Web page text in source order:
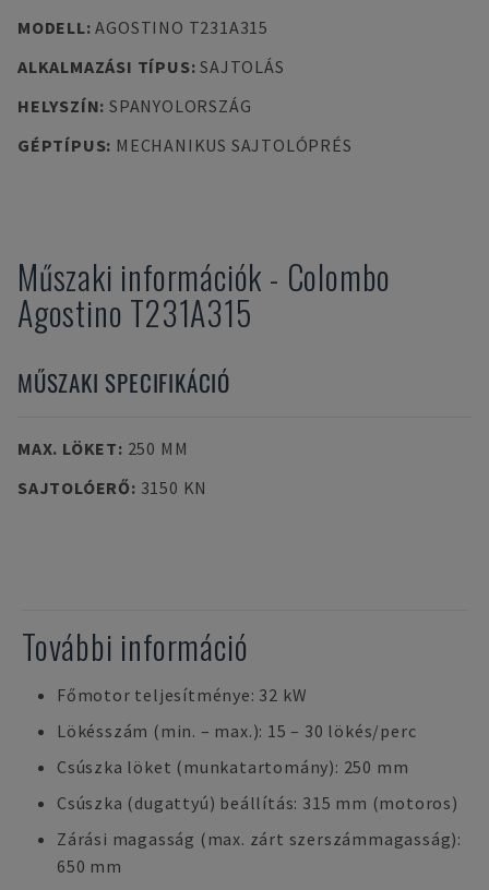
MODELL:AGOSTINO T231A315
ALKALMAZÁSI TÍPUS:SAJTOLÁS
HELYSZÍN: SPANYOLORSZÁG
GÉPTÍPUS: MECHANIKUS SAJTOLÓPRÉS
Műszaki információk - Colombo
Agostino T231A315
MŰSZAKI SPECIFIKÁCIÓ
MAX. LÖKET: 250 MM
SAJTOLÓERŐ: 3150 KN
További információ
Főmotor teljesítménye: 32 kW
Lökésszám (min. – max.): 15 – 30 lökés/perc
Csúszka löket (munkatartomány): 250 mm
Csúszka (dugattyú) beállítás: 315 mm (motoros)
Zárási magasság (max. zárt szerszámmagasság):
650 mm